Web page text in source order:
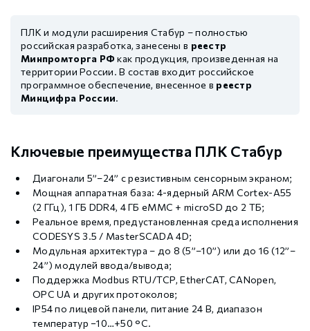
ПЛК и модули расширения Стабур – полностью
российская разработка, занесены в реестр
Минпромторга РФ как продукция, произведенная на
территории России. В состав входит российское
программное обеспечение, внесенное в реестр
Минцифра России.
Ключевые преимущества ПЛК Стабур
Диагонали 5”–24” с резистивным сенсорным экраном;
Мощная аппаратная база: 4-ядерный ARM Cortex-A55
(2 ГГц), 1 ГБ DDR4, 4 ГБ eMMC + microSD до 2 ТБ;
Реальное время, предустановленная среда исполнения
CODESYS 3.5 / MasterSCADA 4D;
Модульная архитектура – до 8 (5”–10”) или до 16 (12”–
24”) модулей ввода/вывода;
Поддержка Modbus RTU/TCP, EtherCAT, CANopen,
OPC UA и других протоколов;
IP54 по лицевой панели, питание 24 В, диапазон
температур −10…+50 °C.